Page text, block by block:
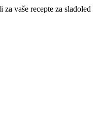
vaše recepte za sladoled